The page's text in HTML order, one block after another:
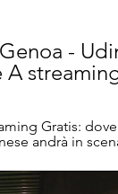
-
Gratis:
andrà in